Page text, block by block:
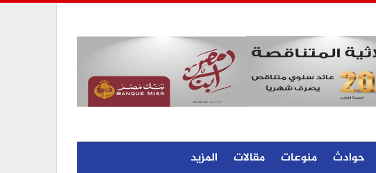
حوادث منوعات مقالات المزيد